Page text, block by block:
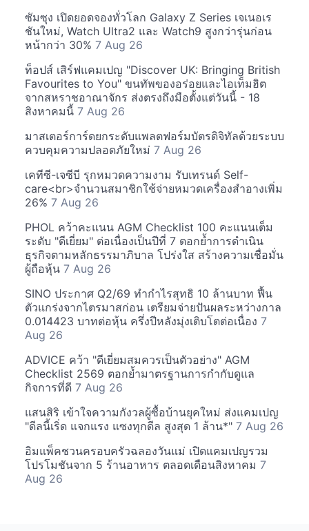
ซัมซุง เปิดยอดจองทั่วโลก Galaxy Z Series เจเนอเร
ชันใหม่, Watch Ultra2 และ Watch9 สูงกว่ารุ่นก่อน
หน้ากว่า 30% 7 Aug 26
ท็อปส์ เสิร์ฟแคมเปญ "Discover UK: Bringing British
Favourites to You" ขนทัพของอร่อยและไอเท็มฮิต
จากสหราชอาณาจักร ส่งตรงถึงมือตั้งแต่วันนี้ - 18
สิงหาคมนี้ 7 Aug 26
มาสเตอร์การ์ดยกระดับแพลตฟอร์มบัตรดิจิทัลด้วยระบบ
ควบคุมความปลอดภัยใหม่ 7 Aug 26
เคทีซี-เจซีบี รุกหมวดความงาม รับเทรนด์ Self-
care<br>จำนวนสมาชิกใช้จ่ายหมวดเครื่องสำอางเพิ่ม
26% 7 Aug 26
PHOL คว้าคะแนน AGM Checklist 100 คะแนนเต็ม
ระดับ "ดีเยี่ยม" ต่อเนื่องเป็นปีที่ 7 ตอกย้ำการดำเนิน
ธุรกิจตามหลักธรรมาภิบาล โปร่งใส สร้างความเชื่อมั่น
ผู้ถือหุ้น 7 Aug 26
SINO ประกาศ Q2/69 ทำกำไรสุทธิ 10 ล้านบาท ฟื้น
ตัวแกร่งจากไตรมาสก่อน เตรียมจ่ายปันผลระหว่างกาล
0.014423 บาทต่อหุ้น ครึ่งปีหลังมุ่งเติบโตต่อเนื่อง 7
Aug 26
ADVICE คว้า "ดีเยี่ยมสมควรเป็นตัวอย่าง" AGM
Checklist 2569 ตอกย้ำมาตรฐานการกำกับดูแล
กิจการที่ดี 7 Aug 26
แสนสิริ เข้าใจความกังวลผู้ซื้อบ้านยุคใหม่ ส่งแคมเปญ
"ดีลนี้เริ่ด แจกแรง แซงทุกดีล สูงสุด 1 ล้าน*" 7 Aug 26
อิมแพ็คชวนครอบครัวฉลองวันแม่ เปิดแคมเปญรวม
โปรโมชันจาก 5 ร้านอาหาร ตลอดเดือนสิงหาคม 7
Aug 26